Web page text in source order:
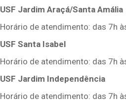
USF Jardim Araçá/Santa Amália
Horário de atendimento: das 7h
USF Santa Isabel
Horário de atendimento: das 7h
USF Jardim Independência
Horário de atendimento: das 7h